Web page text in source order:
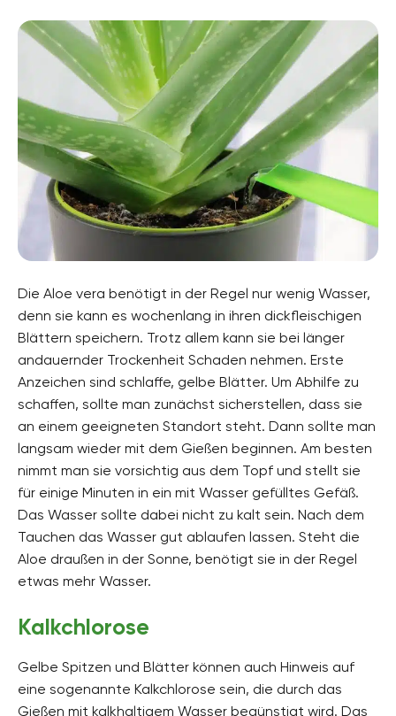
Die Aloe vera benötigt in der Regel nur wenig Wasser,
denn sie kann es wochenlang in ihren dickfleischigen
Blättern speichern. Trotz allem kann sie bei länger
andauernder Trockenheit Schaden nehmen. Erste
Anzeichen sind schlaffe, gelbe Blätter. Um Abhilfe zu
schaffen, sollte man zunächst sicherstellen, dass sie
an einem geeigneten Standort steht. Dann sollte man
langsam wieder mit dem Gießen beginnen. Am besten
nimmt man sie vorsichtig aus dem Topf und stellt sie
für einige Minuten in ein mit Wasser gefülltes Gefäß.
Das Wasser sollte dabei nicht zu kalt sein. Nach dem
Tauchen das Wasser gut ablaufen lassen. Steht die
Aloe draußen in der Sonne, benötigt sie in der Regel
etwas mehr Wasser.
Kalkchlorose
Gelbe Spitzen und Blätter können auch Hinweis auf
eine sogenannte Kalkchlorose sein, die durch das
Gießen mit kalkhaltigem Wasser begünstigt wird. Das